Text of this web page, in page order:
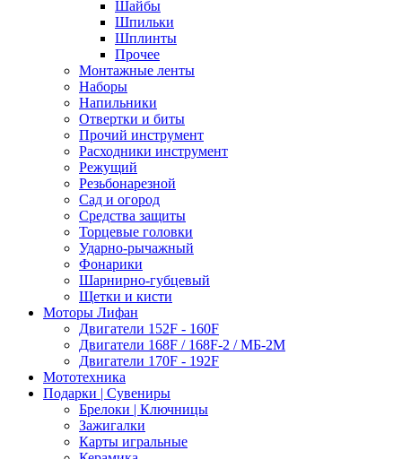
Шайбы
Шпильки
Шплинты
Прочее
Монтажные ленты
Наборы
Напильники
Отвертки и биты
Прочий инструмент
Расходники инструмент
Режущий
Резьбонарезной
Сад и огород
Средства защиты
Торцевые головки
Ударно-рычажный
Фонарики
Шарнирно-губцевый
Щетки и кисти
Моторы Лифан
Двигатели 152F - 160F
Двигатели 168F / 168F-2 / МБ-2М
Двигатели 170F - 192F
Мототехника
Подарки | Сувениры
Брелоки | Ключницы
Зажигалки
Карты игральные